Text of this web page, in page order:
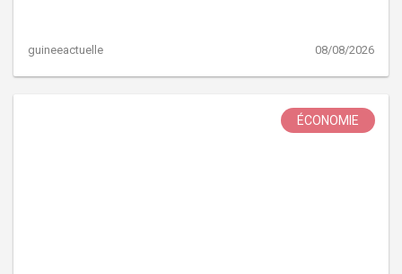
guineeactuelle 08/08/2026
ÉCONOMIE